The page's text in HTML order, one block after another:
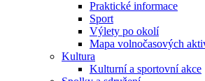
Praktické informace
Sport
Výlety po okolí
Mapa volnočasových
Kultura
Kulturní a sportovní akce